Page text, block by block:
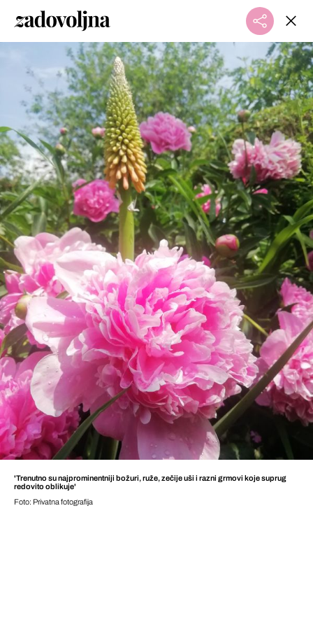
'Trenutno su najprominentniji božuri, ruže, zečije uši i razni grmovi koje suprug
redovito oblikuje'
Foto: Privatna fotografija